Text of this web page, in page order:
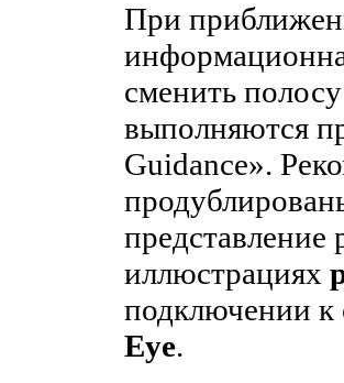
При
сменить
выполняются
Guidance».
представление
иллюстрациях
подключении к
Eye.